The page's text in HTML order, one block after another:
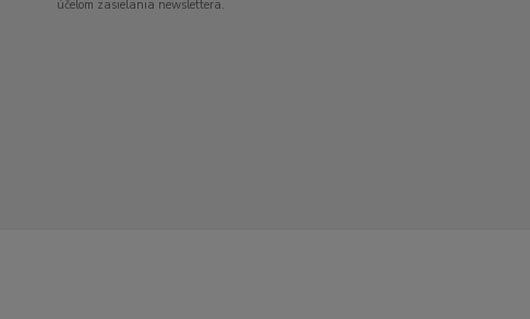
účelom zasielania newslettera.